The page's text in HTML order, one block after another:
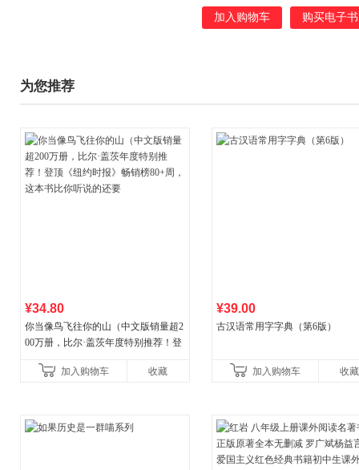
诊，并且每月读30本书，每月
途旅行 之所以能做到常人3倍
加入购物车 购买电子书
为您推荐
¥34.80
你当像鸟飞往你的山（中文版销量超2
00万册，比尔·盖茨年度特别推荐！登
比你听说的还要
加入购物车 收藏
¥39.00
古汉语常用字字典（第6版）
加入购物车 收藏